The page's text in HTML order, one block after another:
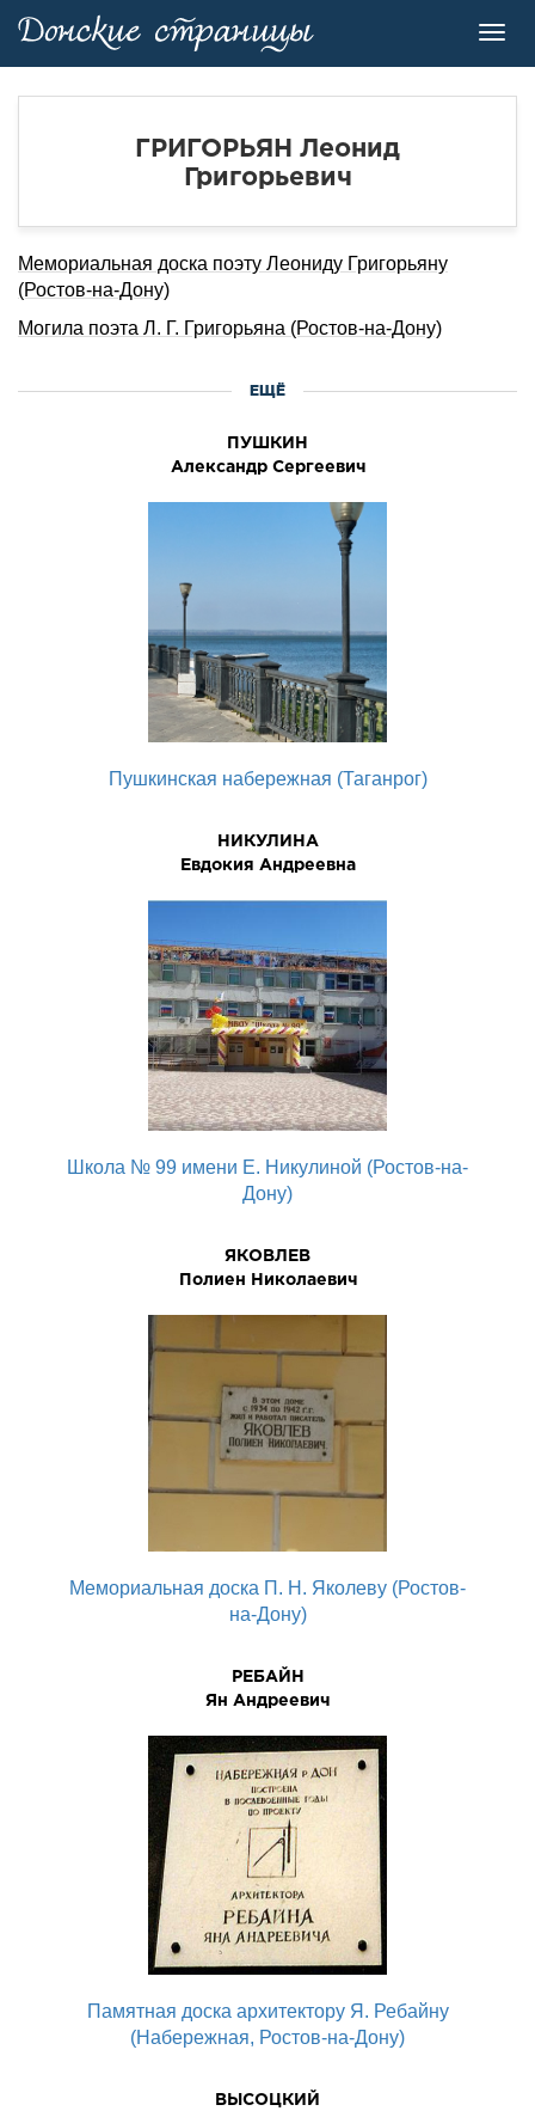
ГРИГОРЬЯН Леонид
Григорьевич
Мемориальная доска поэту Леониду Григорьяну
(Ростов-на-Дону)
Могила поэта Л. Г. Григорьяна (Ростов-на-Дону)
ЕЩЁ
ПУШКИН
Александр Сергеевич
Пушкинская набережная (Таганрог)
НИКУЛИНА
Евдокия Андреевна
Школа № 99 имени Е. Никулиной (Ростов-на-
Дону)
ЯКОВЛЕВ
Полиен Николаевич
Мемориальная доска П. Н. Яколеву (Ростов-
на-Дону)
РЕБАЙН
Ян Андреевич
Памятная доска архитектору Я. Ребайну
(Набережная, Ростов-на-Дону)
ВЫСОЦКИЙ